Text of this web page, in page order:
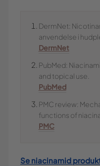
DermNet:
anvendelse i
DermNet
PubMed:
and topical use.
PubMed
PMC review:
functions of
PMC
Se niacinamid